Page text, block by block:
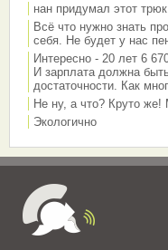
нан придумал этот
Всё что нужно знать
себя. Не будет у нас
Интересно - 20 лет 6
И зарплата должна
достаточности. Как
Не ну, а что? Круто
Экологично